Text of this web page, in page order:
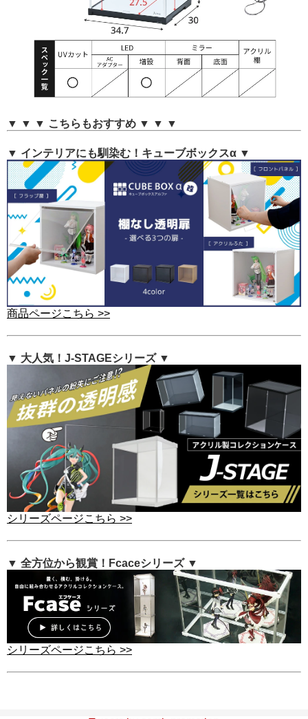
▼ ▼ ▼ こちらもおすすめ ▼ ▼ ▼
▼ インテリアにも馴染む！キューブボックスα ▼
商品ページこちら >>
▼ 大人気！J-STAGEシリーズ ▼
シリーズページこちら >>
▼ 全方位から観賞！Fcaceシリーズ ▼
シリーズページこちら >>